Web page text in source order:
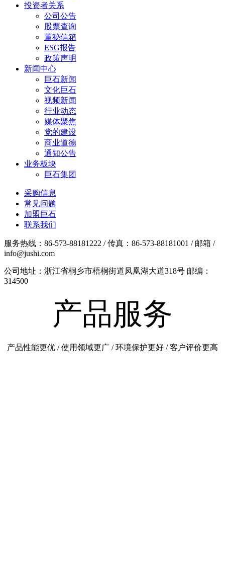
投资者关系
公司公告
股票查询
董秘信箱
ESG报告
政策声明
新闻中心
巨石新闻
文化巨石
视频新闻
行业动态
媒体聚焦
党的建设
商业道德
通知公告
业务板块
巨石集团
采购信息
常见问题
加盟巨石
联系我们
服务热线：86-573-88181222 / 传真：86-573-88181001 / 邮箱 /
info@jushi.com
公司地址：浙江省桐乡市梧桐街道凤凰湖大道318号 邮编：
314500
产品服务
产品性能更优 / 使用领域更广 / 环境保护更好 / 客户评价更高